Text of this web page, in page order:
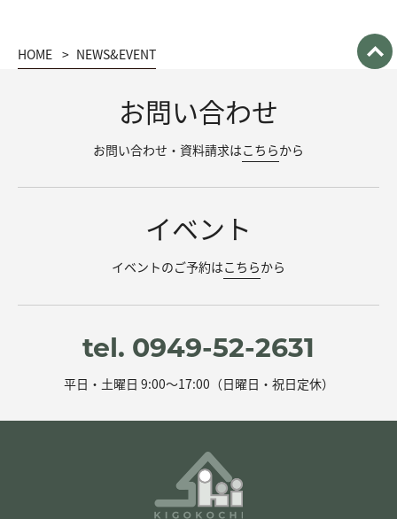
HOME NEWS&EVENT
お問い合わせ
お問い合わせ・資料請求はこちらから
イベント
イベントのご予約はこちらから
tel. 0949-52-2631
平日・土曜日 9:00～17:00（日曜日・祝日定休）